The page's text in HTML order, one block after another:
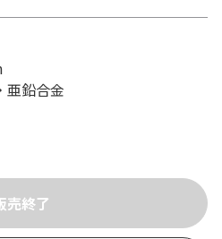
亜鉛合金